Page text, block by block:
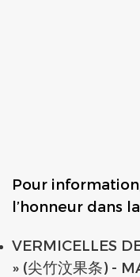
Pour
l’honneur dans
VERMICELLES
» (尖竹汶果条) -